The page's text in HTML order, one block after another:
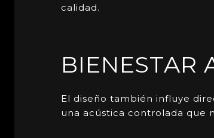
calidad.
BIENESTAR
El diseño también influye
una acústica controlada que